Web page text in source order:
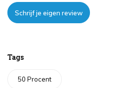
Schrijf je eigen review
Tags
50 Procent